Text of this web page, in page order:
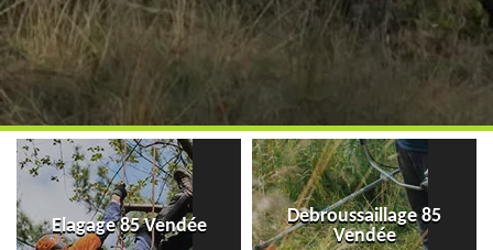
Elagage 85 Vendée
Debroussaillage 85
Vendée